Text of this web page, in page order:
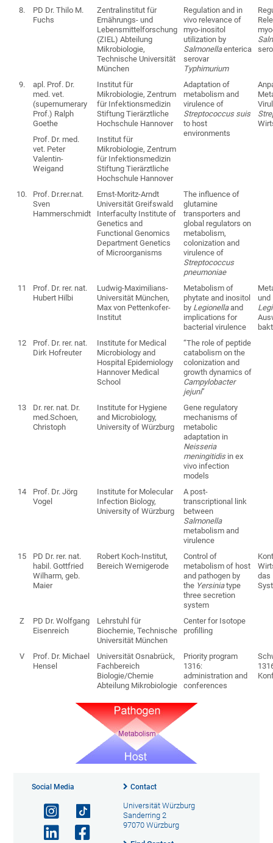
8.
PD Dr. Thilo M.
Fuchs
Zentralinstitut für
Ernährungs- und
Lebensmittelforschung
(ZIEL) Abteilung
Mikrobiologie,
Technische Universität
München
Regulation and in
vivo relevance of
myo-inositol
utilization by
Salmonellaenterica
serovar
Typhimurium
9.
apl. Prof. Dr.
med. vet.
(supernumerary
Prof.) Ralph
Goethe
Institut für
Mikrobiologie, Zentrum
für Infektionsmedizin
Stiftung Tierärztliche
Hochschule Hannover
Adaptation of
metabolism and
virulence of
Streptococcus suis
to host
environments
Prof. Dr. med.
vet. Peter
Valentin-
Weigand
Institut für
Mikrobiologie, Zentrum
für Infektionsmedizin
Stiftung Tierärztliche
Hochschule Hannover
10.
Prof. Dr.rer.nat.
Sven
Hammerschmidt
Ernst-Moritz-Arndt
Universität Greifswald
Interfaculty Institute of
Genetics and
Functional Genomics
Department Genetics
of Microorganisms
The influence of
glutamine
transporters and
global regulators on
metabolism,
colonization and
virulence of
Streptococcus
pneumoniae
11
Prof. Dr. rer. nat.
Hubert Hilbi
Ludwig-Maximilians-
Universität München,
Max von Pettenkofer-
Institut
Metabolism of
phytate and inositol
by Legionellaand
implications for
bacterial virulence
und
12
Prof. Dr. rer. nat.
Dirk Hofreuter
Institute for Medical
Microbiology and
Hospital Epidemiology
Hannover Medical
School
“The role of peptide
catabolism on the
colonization and
growth dynamics of
Campylobacter
jejuni”
13
Dr. rer. nat. Dr.
med.Schoen,
Christoph
Institute for Hygiene
and Microbiology,
University of Würzburg
Gene regulatory
mechanisms of
metabolic
adaptation in
Neisseria
meningitidisin ex
vivo infection
models
14
Prof. Dr. Jörg
Vogel
Institute for Molecular
Infection Biology,
University of Würzburg
A post-
transcriptional link
between
Salmonella
metabolism and
virulence
15
PD Dr. rer. nat.
habil. Gottfried
Wilharm, geb.
Maier
Robert Koch-Institut,
Bereich Wernigerode
Control of
metabolism of host
and pathogen by
the Yersiniatype
three secretion
system
das
Z
PD Dr. Wolfgang
Eisenreich
Lehrstuhl für
Biochemie, Technische
Universität München
Center for Isotope
profilling
V
Prof. Dr. Michael
Hensel
Universität Osnabrück,
Fachbereich
Biologie/Chemie
Abteilung Mikrobiologie
Priority program
1316:
administration and
conferences
Social Media Contact
Universität Würzburg
Sanderring 2
97070 Würzburg